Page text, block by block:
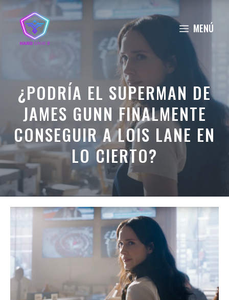
Saltar
contenido
MENÚ
¿PODRÍA EL SUPERMAN DE
JAMES GUNN FINALMENTE
CONSEGUIR A LOIS LANE EN
LO CIERTO?